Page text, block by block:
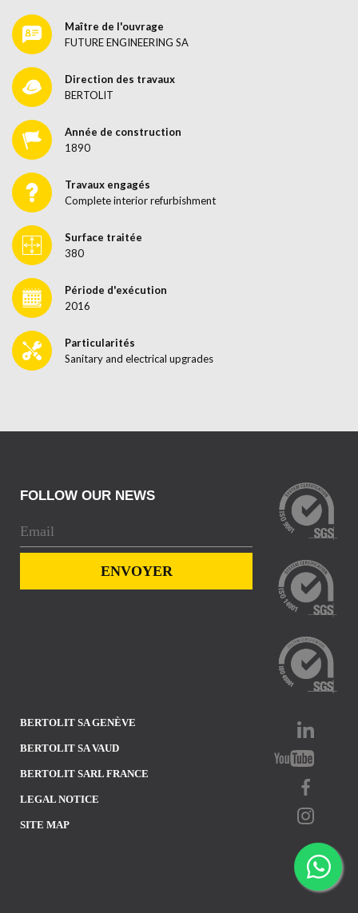
Maître de l'ouvrage
FUTURE ENGINEERING SA
Direction des travaux
BERTOLIT
Année de construction
1890
Travaux engagés
Complete interior refurbishment
Surface traitée
380
Période d'exécution
2016
Particularités
Sanitary and electrical upgrades
BERTOLIT SA GENÈVE
BERTOLIT SA VAUD
BERTOLIT SARL FRANCE
LEGAL NOTICE
SITE MAP
FOLLOW OUR NEWS